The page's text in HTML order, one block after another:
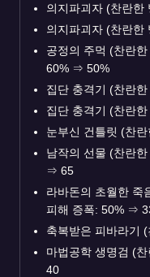
의지파괴자 (찬란한
의지파괴자 (찬란한
공정의 주먹 (찬란
60% ⇒ 50%
집단 충격기 (찬란
집단 충격기 (찬란
눈부신 건틀릿 (찬
남작의 선물 (찬란
⇒ 65
라바돈의 초월한 죽
피해 증폭: 50% ⇒
축복받은 피바라기
마법공학 생명검 (
40